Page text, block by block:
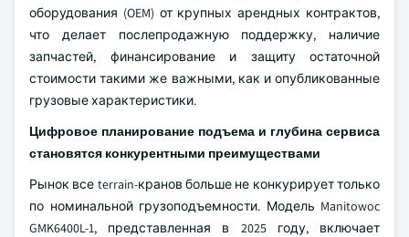
оборудования (OEM) от крупных арендных контрактов,
что делает послепродажную поддержку, наличие
запчастей, финансирование и защиту остаточной
стоимости такими же важными, как и опубликованные
грузовые характеристики.
Цифровое планирование подъема и глубина сервиса
становятся конкурентными преимуществами
Рынок все terrain-кранов больше не конкурирует только
по номинальной грузоподъемности. Модель Manitowoc
GMK6400L-1, представленная в 2025 году, включает